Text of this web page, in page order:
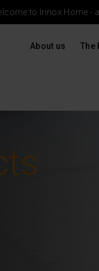
to Irinox Home -
About us The